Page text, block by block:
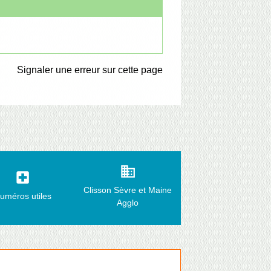
Signaler une erreur sur cette page
local_hospital
utiles
business
Clisson Sèvre et Maine
Agglo